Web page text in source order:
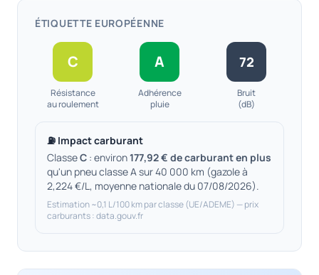
ÉTIQUETTE EUROPÉENNE
C
Résistance
au roulement
A
Adhérence
pluie
72
Bruit
(dB)
⛽ Impact carburant
ClasseC : environ177,92 € de carburant en plus
qu'un pneu classe A sur 40 000 km (gazole à
2,224 €/L, moyenne nationale du 07/08/2026).
Estimation ~0,1 L/100 km par classe (UE/ADEME) — prix
carburants : data.gouv.fr